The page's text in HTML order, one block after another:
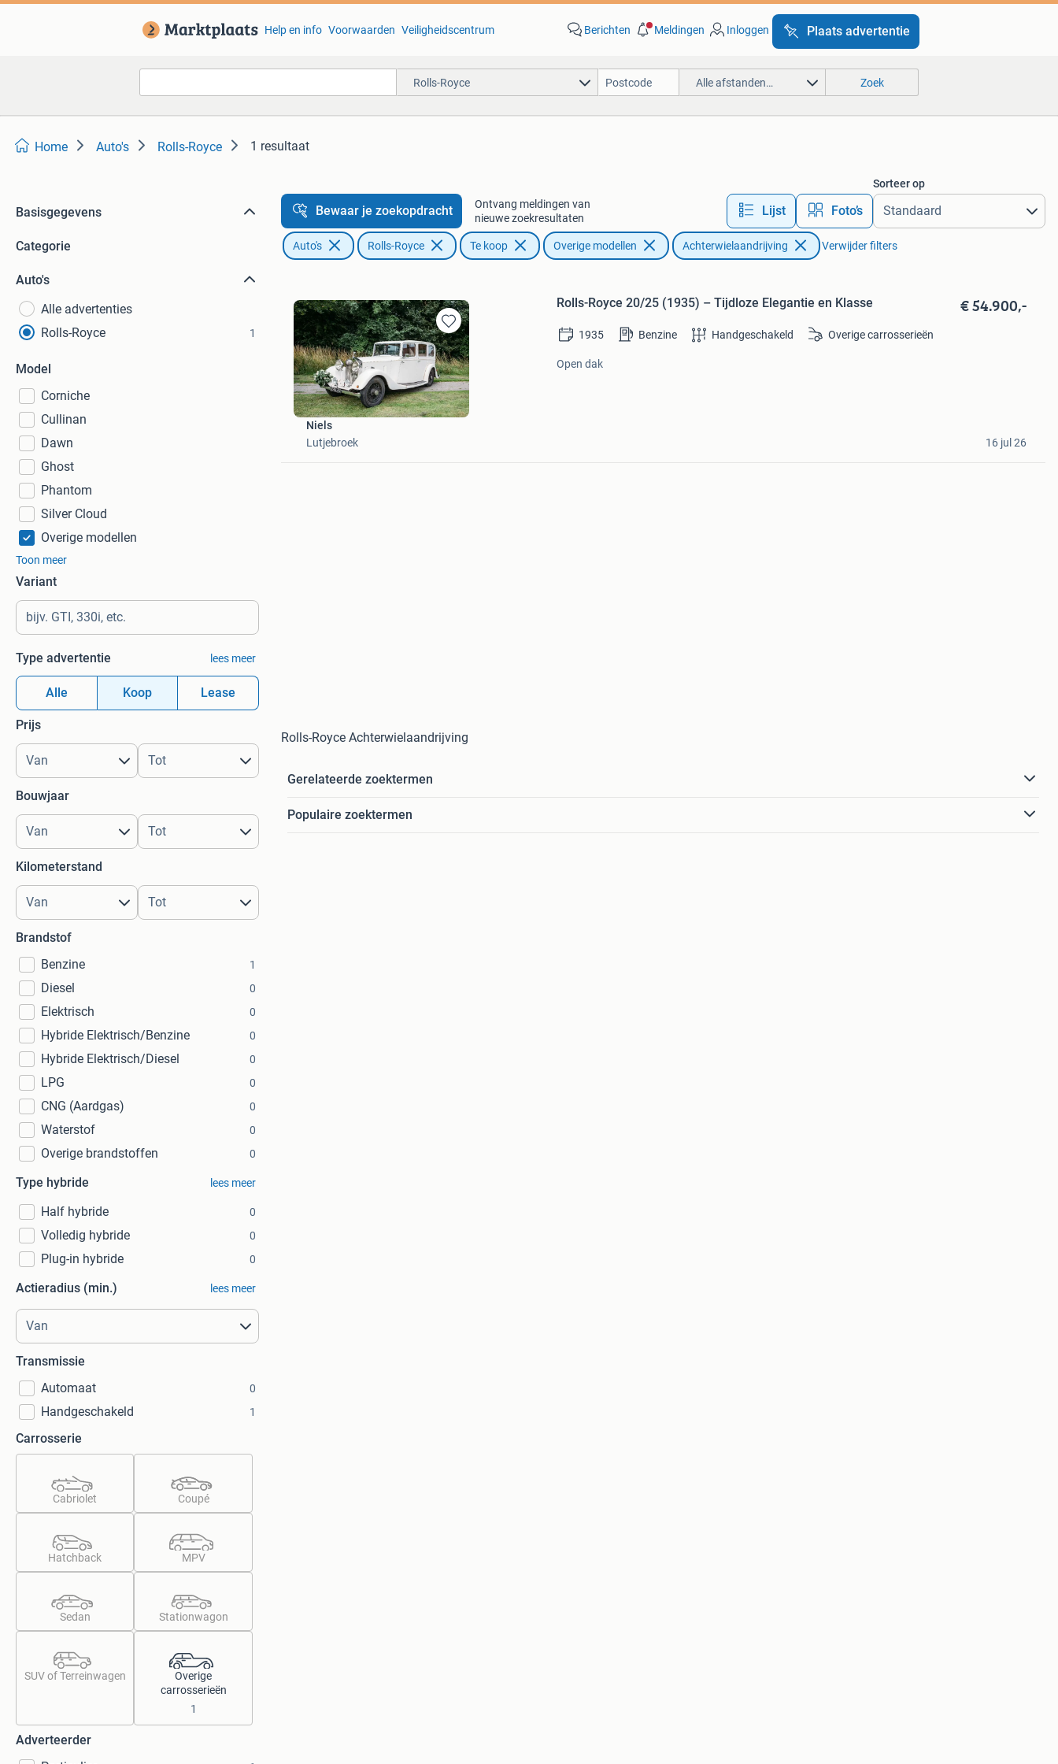
Help en info Voorwaarden Veiligheidscentrum Berichten Meldingen Inloggen Plaats advertentie
Rolls-Royce Alle afstanden… Zoek
Home Auto's Rolls-Royce 1 resultaat
Basisgegevens
Categorie
Auto's
Alle advertenties
Rolls-Royce
1
Model
Corniche
Cullinan
Dawn
Ghost
Phantom
Silver Cloud
Overige modellen
Toon meer
Variant
Type advertentie lees meer
Alle Koop Lease
Prijs
Bouwjaar
Kilometerstand
Brandstof
Benzine
1
Diesel 0
Elektrisch 0
Hybride Elektrisch/Benzine 0
Hybride Elektrisch/Diesel 0
LPG 0
CNG (Aardgas) 0
Waterstof 0
Overige brandstoffen 0
Type hybride lees meer
Half hybride 0
Volledig hybride 0
Plug-in hybride 0
Actieradius (min.) lees meer
Transmissie
Automaat
0
Handgeschakeld 1
Carrosserie
Cabriolet Coupé
Hatchback MPV
Sedan Stationwagon
SUV of Terreinwagen
Overige
carrosserieën
1
Adverteerder
Bewaar je zoekopdracht
Ontvang meldingen van
nieuwe zoekresultaten
Lijst Foto’s
Sorteer op
Auto's Rolls-Royce Te koop Overige modellen Achterwielaandrijving Verwijder filters
Bewaren
in
Mijn
Favorieten
Rolls-Royce 20/25 (1935) – Tijdloze Elegantie en Klasse € 54.900,-
1935 Benzine Handgeschakeld Overige carrosserieën
Open dak
Niels
Lutjebroek
16 jul 26
Rolls-Royce Achterwielaandrijving
Gerelateerde zoektermen
Populaire zoektermen